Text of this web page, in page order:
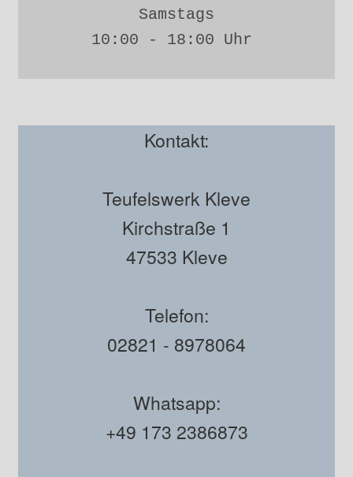
Samstags
10:00 - 18:00 Uhr
Kontakt:
Teufelswerk Kleve
Kirchstraße 1
47533 Kleve
Telefon:
02821 - 8978064
Whatsapp:
+49 173 2386873